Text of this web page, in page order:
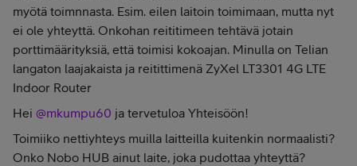
myötä toimnnasta. Esim. eilen laitoin toimimaan, mutta nyt
ei ole yhteyttä. Onkohan reititimeen tehtävä jotain
porttimäärityksiä, että toimisi kokoajan. Minulla on Telian
langaton laajakaista ja reitittimenä ZyXel LT3301 4G LTE
Indoor Router
Hei @mkumpu60 ja tervetuloa Yhteisöön!
Toimiiko nettiyhteys muilla laitteilla kuitenkin normaalisti?
Onko Nobo HUB ainut laite, joka pudottaa yhteyttä?